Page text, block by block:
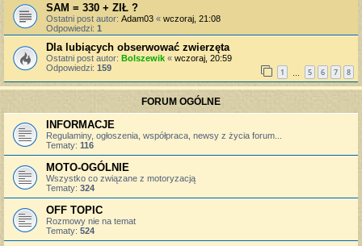
SAM = 330 + ZIŁ ?
Ostatni post autor: Adam03 « wczoraj, 21:08
Odpowiedzi: 1
Dla lubiących obserwować zwierzęta
Ostatni post autor: Bolszewik « wczoraj, 20:59
Odpowiedzi: 159 1 5 6 7 8
FORUM OGÓLNE
INFORMACJE
Regulaminy, ogłoszenia, współpraca, newsy z życia forum...
Tematy: 116
MOTO-OGÓLNIE
Wszystko co związane z motoryzacją
Tematy: 324
OFF TOPIC
Rozmowy nie na temat
Tematy: 524